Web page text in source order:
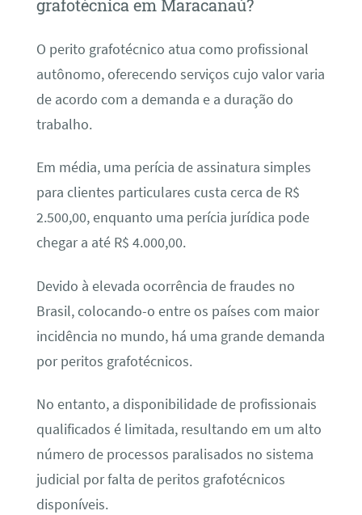
grafotécnica em Maracanaú?
O perito grafotécnico atua como profissional
autônomo, oferecendo serviços cujo valor varia
de acordo com a demanda e a duração do
trabalho.
Em média, uma perícia de assinatura simples
para clientes particulares custa cerca de R$
2.500,00, enquanto uma perícia jurídica pode
chegar a até R$ 4.000,00.
Devido à elevada ocorrência de fraudes no
Brasil, colocando-o entre os países com maior
incidência no mundo, há uma grande demanda
por peritos grafotécnicos.
No entanto, a disponibilidade de profissionais
qualificados é limitada, resultando em um alto
número de processos paralisados no sistema
judicial por falta de peritos grafotécnicos
disponíveis.